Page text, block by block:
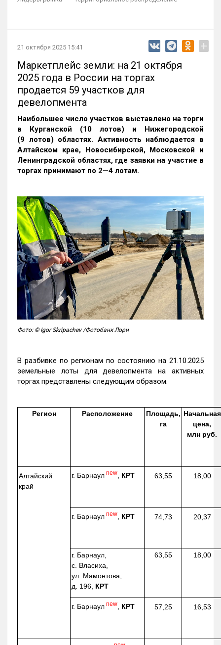
21 октября 2025 15:41 +
Маркетплейс земли: на 21 октября
2025 года в России на торгах
продается 59 участков для
девелопмента
Наибольшее число участков выставлено на торги
в Курганской (10 лотов) и Нижегородской
(9 лотов) областях. Активность наблюдается в
Алтайском крае, Новосибирской, Московской и
Ленинградской областях, где заявки на участие в
торгах принимают по 2—4 лотам.
Фото: © Igor Skripachev /Фотобанк Лори
В разбивке по регионам по состоянию на 21.10.2025
земельные лоты для девелопмента на активных
торгах представлены следующим образом.
Регион Расположение
Площадь,
га
Начальная
цена,
млн руб.
Алтайский
край
г. Барнаул new, КРТ 63,55 18,00
г. Барнаул new, КРТ 74,73 20,37
г. Барнаул,
с. Власиха,
ул. Мамонтова,
д. 196, КРТ
63,55 18,00
г. Барнаул new, КРТ 57,25 16,53